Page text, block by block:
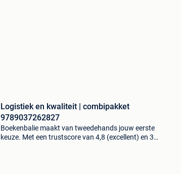
Logistiek en kwaliteit | combipakket
9789037262827
Boekenbalie maakt van tweedehands jouw eerste
keuze. Met een trustscore van 4,8 (excellent) en 30